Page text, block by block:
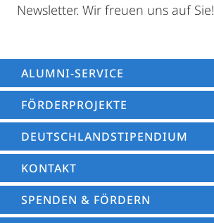
Newsletter. Wir freuen uns auf Sie!
ALUMNI-SERVICE
FÖRDERPROJEKTE
DEUTSCHLAND­STIPENDIUM
KONTAKT
SPENDEN & FÖRDERN